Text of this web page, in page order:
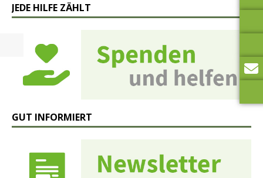
JEDE HILFE ZÄHLT
GUT INFORMIERT